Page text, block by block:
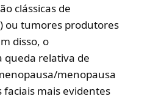
clássicas de
ou tumores produtores
disso, o
queda relativa de
menopausa
mais evidentes